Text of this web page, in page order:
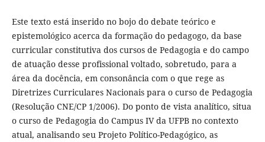
Este texto está inserido no bojo do debate teórico e
epistemológico acerca da formação do pedagogo, da base
curricular constitutiva dos cursos de Pedagogia e do campo
de atuação desse profissional voltado, sobretudo, para a
área da docência, em consonância com o que rege as
Diretrizes Curriculares Nacionais para o curso de Pedagogia
(Resolução CNE/CP 1/2006). Do ponto de vista analítico, situa
o curso de Pedagogia do Campus IV da UFPB no contexto
atual, analisando seu Projeto Político-Pedagógico, as